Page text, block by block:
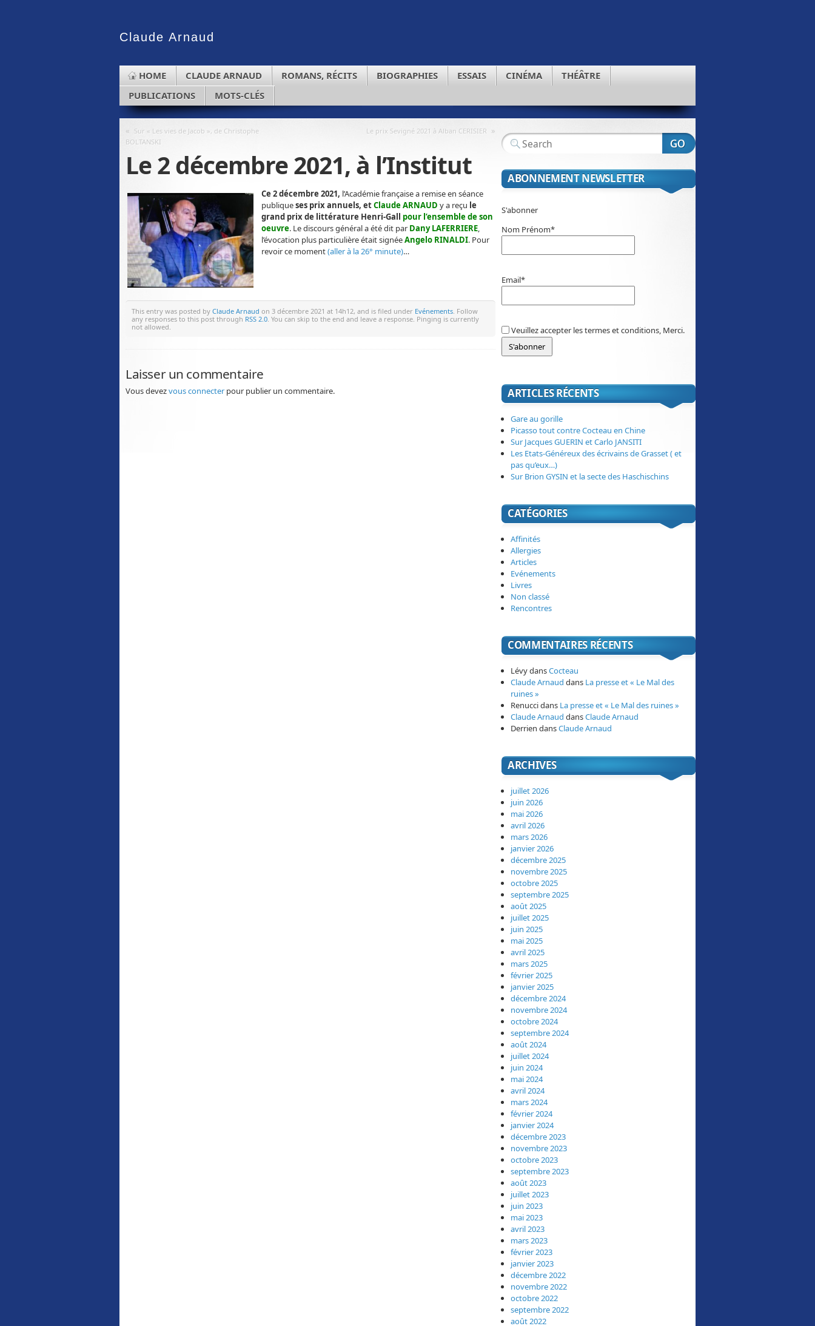
Claude Arnaud
HOME CLAUDE ARNAUD ROMANS, RÉCITS BIOGRAPHIES ESSAIS CINÉMA
THÉÂTRE
PUBLICATIONS
MOTS-CLÉS
« Sur « Les vies de Jacob », de Christophe
BOLTANSKI
Le prix Sevigné 2021 à Alban CERISIER »
Le 2 décembre 2021, à l’Institut
Ce 2 décembre 2021, l’Académie française a remise en séance
publiqueses prix annuels, etClaude ARNAUD y a reçu le
grand prix de littérature Henri-Gall pour l’ensemble de son
oeuvre. Le discours général a été dit par Dany LAFERRIERE,
l’évocation plus particulière était signéeAngelo RINALDI. Pour
revoir ce moment(aller à la 26° minute)…
This entry was posted by Claude Arnaud on 3 décembre 2021 at 14h12, and is filed under Evénements. Follow
any responses to this post through RSS 2.0. You can skip to the end and leave a response. Pinging is currently
not allowed.
Laisser un commentaire
Vous devezvous connecter pour publier un commentaire.
ABONNEMENT NEWSLETTER
S'abonner
Nom Prénom*
Email*
Veuillez accepter les termes et conditions, Merci.
ARTICLES RÉCENTS
Gare au gorille
Picasso tout contre Cocteau en Chine
Sur Jacques GUERIN et Carlo JANSITI
Les Etats-Généreux des écrivains de Grasset ( et
pas qu’eux…)
Sur Brion GYSIN et la secte des Haschischins
CATÉGORIES
Affinités
Allergies
Articles
Evénements
Livres
Non classé
Rencontres
COMMENTAIRES RÉCENTS
LévydansCocteau
Claude Arnaud dans La presse et « Le Mal des
ruines »
Renuccidans La presse et « Le Mal des ruines »
Claude Arnaud dansClaude Arnaud
Derrien dansClaude Arnaud
ARCHIVES
juillet 2026
juin 2026
mai 2026
avril 2026
mars 2026
janvier 2026
décembre 2025
novembre 2025
octobre 2025
septembre 2025
août 2025
juillet 2025
juin 2025
mai 2025
avril 2025
mars 2025
février 2025
janvier 2025
décembre 2024
novembre 2024
octobre 2024
septembre 2024
août 2024
juillet 2024
juin 2024
mai 2024
avril 2024
mars 2024
février 2024
janvier 2024
décembre 2023
novembre 2023
octobre 2023
septembre 2023
août 2023
juillet 2023
juin 2023
mai 2023
avril 2023
mars 2023
février 2023
janvier 2023
décembre 2022
novembre 2022
octobre 2022
septembre 2022
août 2022